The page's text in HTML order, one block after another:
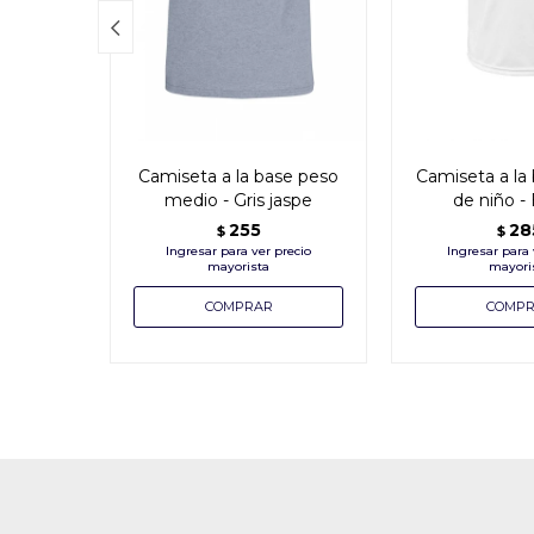
Camiseta a la base peso
medio - Gris jaspe
$ 255
Camiseta a
de niño -
$
